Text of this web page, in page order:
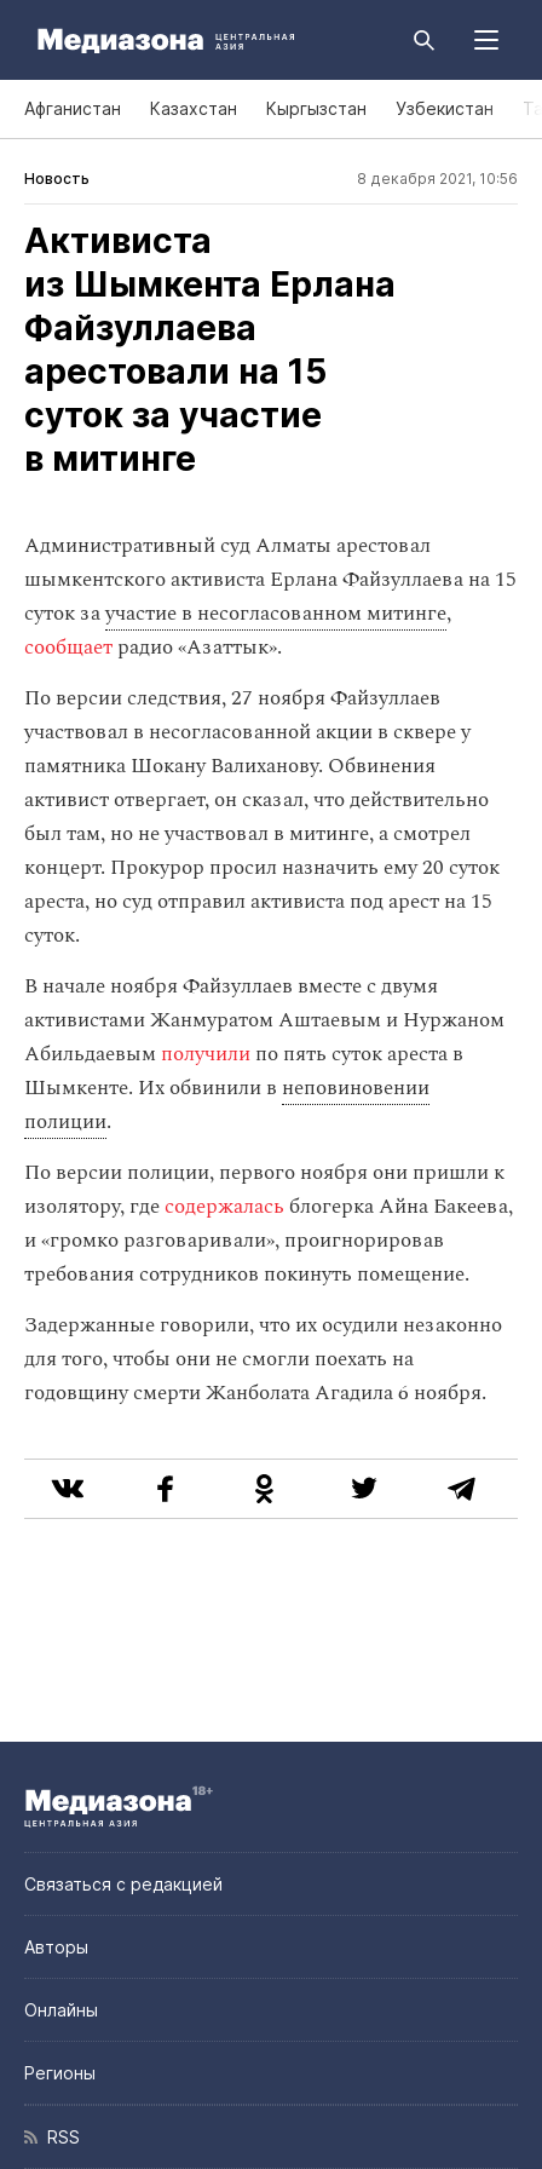
Афганистан Казахстан Кыргызстан Узбекистан
Новость 8 декабря 2021, 10:56
Активиста
из Шымкента Ерлана
Файзуллаева
арестовали на 15
суток за участие
в митинге
Административный суд Алматы арестовал
шымкентского активиста Ерлана Файзуллаева на 15
суток заучастие в несогласованном митинге,
сообщаетрадио «Азаттык».
По версии следствия, 27 ноября Файзуллаев
участвовал в несогласованной акции в сквере у
памятника Шокану Валиханову. Обвинения
активист отвергает, он сказал, что действительно
был там, но не участвовал в митинге, а смотрел
концерт. Прокурор просил назначить ему 20 суток
ареста, но суд отправил активиста под арест на 15
суток.
В начале ноября Файзуллаев вместе с двумя
активистами Жанмуратом Аштаевым и Нуржаном
Абильдаевым получилипо пять суток ареста в
Шымкенте. Их обвинили в неповиновении
полиции.
По версии полиции, первого ноября они пришли к
изолятору, гдесодержаласьблогерка Айна Бакеева,
и «громко разговаривали», проигнорировав
требования сотрудников покинуть помещение.
Задержанные говорили, что их осудили незаконно
для того, чтобы они не смогли поехать на
годовщину смерти Жанболата Агадила 6 ноября.
Связаться с редакцией
Авторы
Онлайны
Регионы
RSS